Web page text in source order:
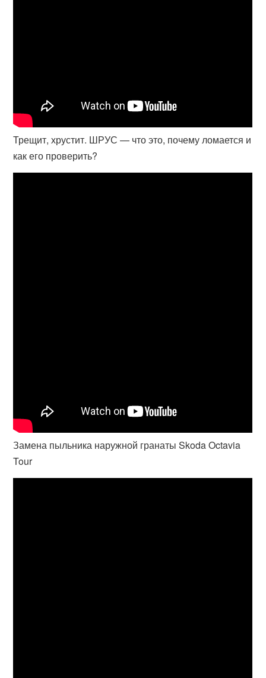
Трещит, хрустит. ШРУС — что это, почему ломается и
как его проверить?
Замена пыльника наружной гранаты Skoda Octavia
Tour